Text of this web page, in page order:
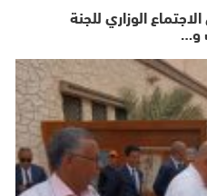
في الاجتماع الوزاري للجنة
و…